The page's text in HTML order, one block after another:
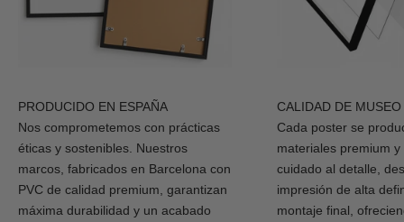
PRODUCIDO EN ESPAÑA
Nos comprometemos con prácticas
éticas y sostenibles. Nuestros
marcos, fabricados en Barcelona con
PVC de calidad premium, garantizan
máxima durabilidad y un acabado
CALIDAD DE MUSEO
Cada poster se
materiales premium
cuidado al detalle,
impresión de alta
montaje final,